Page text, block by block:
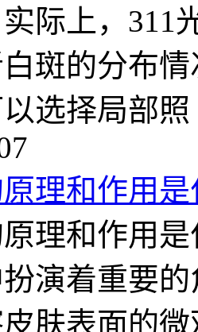
际上，311
斑的分布
选择局部照
理和作用
理和作用
演着重要
肤表面的